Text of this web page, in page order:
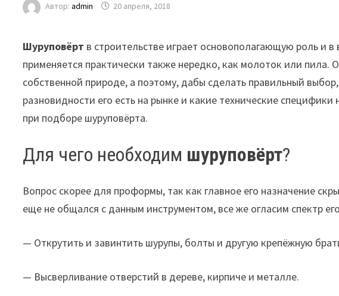
Автор:admin 20 апреля, 2018
Шуруповёрт в строительстве играет основополагающую роль и
применяется практически также нередко, как молоток или пила.
собственной природе, а поэтому, дабы сделать правильный
разновидности его есть на рынке и какие технические
при подборе шуруповёрта.
Для чего необходим шуруповёрт?
Вопрос скорее для проформы, так как главное его назначение
еще не общался с данным инструментом, все же огласим спектр
— Открутить и завинтить шурупы, болты и другую крепёжную
— Высверливание отверстий в дереве, кирпиче и металле.